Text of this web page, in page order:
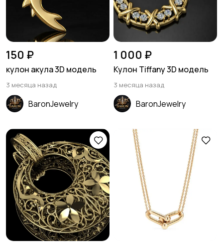
150 ₽
кулон акула 3D модель
3 месяца назад
BaronJewelry
1 000 ₽
Кулон Tiffany 3D модель
3 месяца назад
BaronJewelry